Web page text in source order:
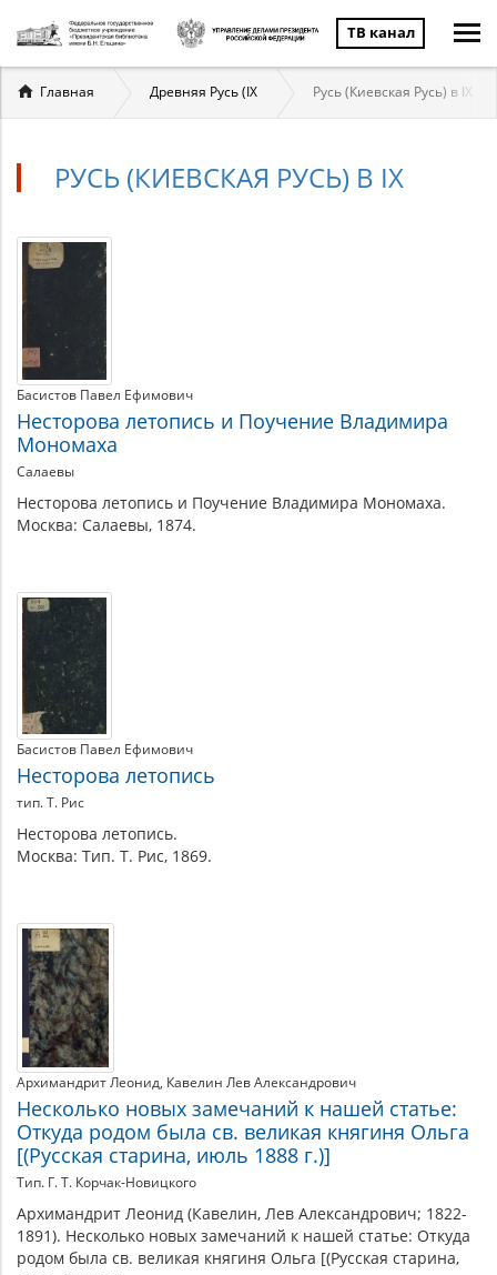
ТВ канал
Вы
здесь
Главная Древняя Русь (IX Русь (Киевская Русь) в IX
РУСЬ (КИЕВСКАЯ РУСЬ) В IX
Русь
(Киевская
Русь)
в
IX
Материалы
по
теме
Басистов Павел Ефимович
Несторова летопись и Поучение Владимира
Мономаха
Салаевы
Несторова летопись и Поучение Владимира Мономаха.
Москва: Салаевы, 1874.
Басистов Павел Ефимович
Несторова летопись
тип. Т. Рис
Несторова летопись.
Москва: Тип. Т. Рис, 1869.
Архимандрит Леонид Кавелин Лев Александрович
Несколько новых замечаний к нашей статье:
Откуда родом была св. великая княгиня Ольга
[(Русская старина, июль 1888 г.)]
Тип. Г. Т. Корчак-Новицкого
Архимандрит Леонид (Кавелин, Лев Александрович; 1822-
1891). Несколько новых замечаний к нашей статье: Откуда
родом была св. великая княгиня Ольга [(Русская старина,